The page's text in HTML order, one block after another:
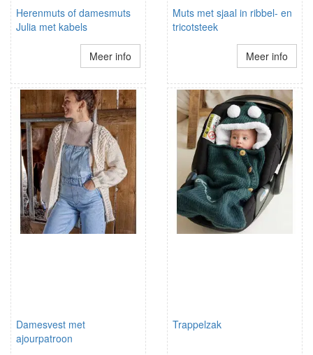
Herenmuts of damesmuts
Julia met kabels
Meer info
Muts met sjaal in ribbel- en
tricotsteek
Meer info
Damesvest met
ajourpatroon
Trappelzak